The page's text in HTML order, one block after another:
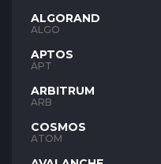
ALGORAND
ALGO
APTOS
APT
ARBITRUM
ARB
COSMOS
ATOM